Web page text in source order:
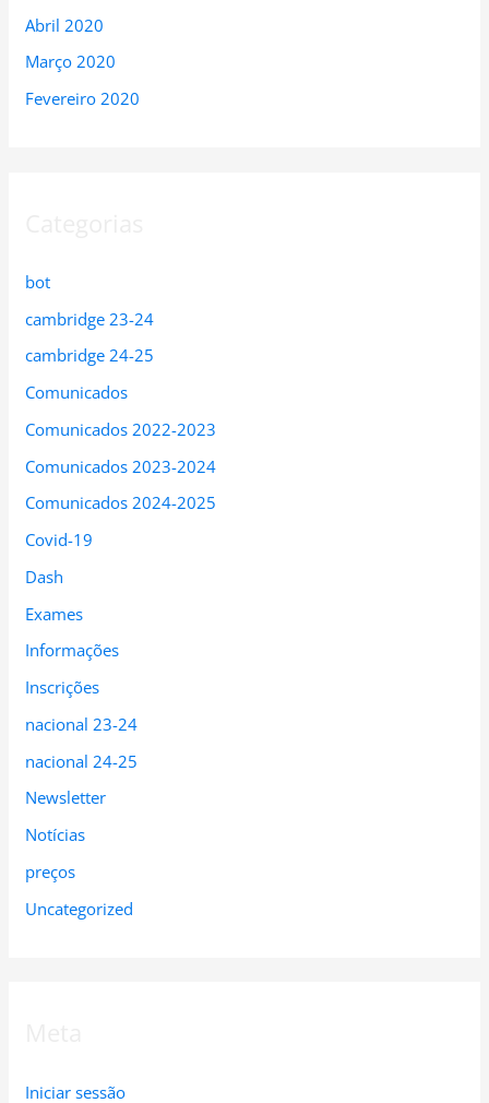
Abril 2020
Março 2020
Fevereiro 2020
bot
cambridge 23-24
cambridge 24-25
Comunicados
Comunicados 2022-2023
Comunicados 2023-2024
Comunicados 2024-2025
Covid-19
Dash
Exames
Informações
Inscrições
nacional 23-24
nacional 24-25
Newsletter
Notícias
preços
Uncategorized
Iniciar sessão